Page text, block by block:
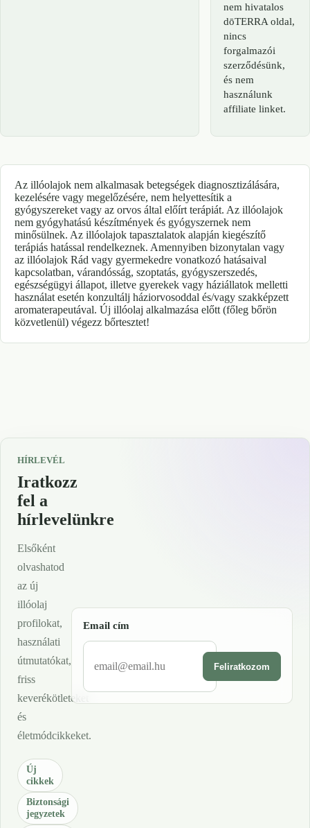
nem hivatalos
dōTERRA oldal,
nincs
forgalmazói
szerződésünk,
és nem
használunk
affiliate linket.
Az illóolajok nem alkalmasak betegségek diagnosztizálására,
kezelésére vagy megelőzésére, nem helyettesítik a
gyógyszereket vagy az orvos által előírt terápiát. Az illóolajok
nem gyógyhatású készítmények és gyógyszernek nem
minősülnek. Az illóolajok tapasztalatok alapján kiegészítő
terápiás hatással rendelkeznek. Amennyiben bizonytalan vagy
az illóolajok Rád vagy gyermekedre vonatkozó hatásaival
kapcsolatban, várandósság, szoptatás, gyógyszerszedés,
egészségügyi állapot, illetve gyerekek vagy háziállatok melletti
használat esetén konzultálj háziorvosoddal és/vagy szakképzett
aromaterapeutával. Új illóolaj alkalmazása előtt (főleg bőrön
közvetlenül) végezz bőrtesztet!
HÍRLEVÉL
Iratkozz
fel a
hírlevelünkre
Elsőként
olvashatod
az új
illóolaj
profilokat,
használati
útmutatókat,
friss
keverékötleteket
és
életmódcikkeket.
Új
cikkek
Biztonsági
jegyzetek
Email cím
Feliratkozom